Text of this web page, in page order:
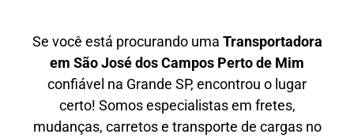
Se você está procurando uma Transportadora
em São José dos Campos Perto de Mim
confiável na Grande SP, encontrou o lugar
certo! Somos especialistas em fretes,
mudanças, carretos e transporte de cargas no